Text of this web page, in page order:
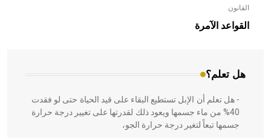
القانون
القواعد الآمرة
هل تعلم؟
- هل تعلم أن الأبلق نوع من الفنون الهندسية التي ارتبطت
بالعمارة الإسلامية في بلاد الشام ومصر خاصة، حيث يحرص
المعمار على بناء مداميكه وخاصة في الواجهات
- هل تعلم أن الإبل تستطيع البقاء على قيد الحياة حتى لو فقدت
40% من ماء جسمها ويعود ذلك لقدرتها على تغيير درجة حرارة
جسمها تبعاً لتغير درجة حرارة الجو،